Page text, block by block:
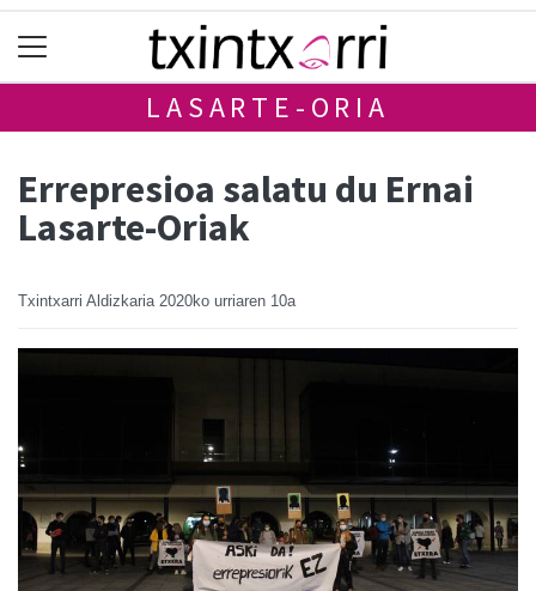
LASARTE-ORIA
Errepresioa salatu du Ernai
Lasarte-Oriak
Txintxarri Aldizkaria 2020ko urriaren 10a